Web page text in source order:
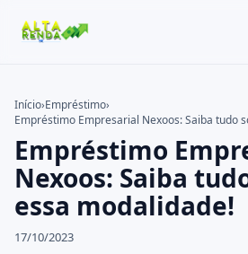
Cartão de Crédito
Consignado
Conta Digital
Empréstimo
Buscar no site
Buscar por:
Pressione Enter para buscar ou
Início›Empréstimo›
Empréstimo Empresarial Nexoos: Saiba tudo
Empréstimo
Nexoos: Saiba
essa modalidade!
17/10/2023